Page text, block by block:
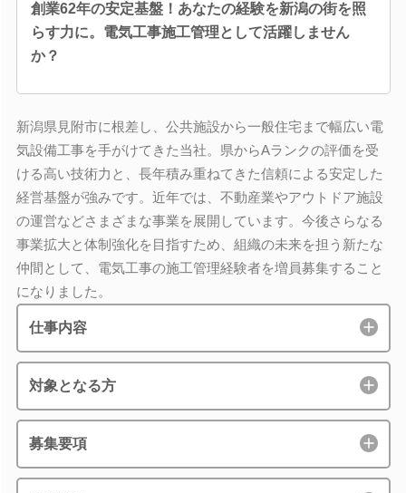
創業62年の安定基盤！あなたの経験を新潟の街を照
らす力に。電気工事施工管理として活躍しません
か？
新潟県見附市に根差し、公共施設から一般住宅まで幅広い電
気設備工事を手がけてきた当社。県からAランクの評価を受
ける高い技術力と、長年積み重ねてきた信頼による安定した
経営基盤が強みです。近年では、不動産業やアウトドア施設
の運営などさまざまな事業を展開しています。今後さらなる
事業拡大と体制強化を目指すため、組織の未来を担う新たな
仲間として、電気工事の施工管理経験者を増員募集すること
になりました。
仕事内容
対象となる方
募集要項